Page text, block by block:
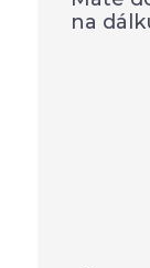
na